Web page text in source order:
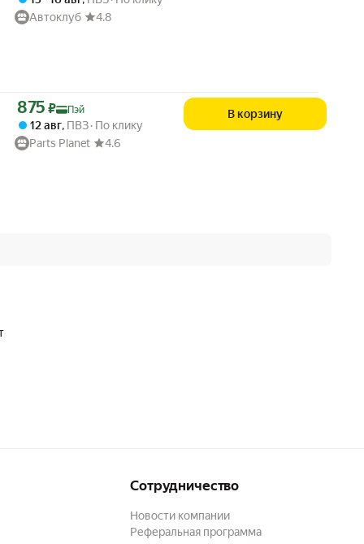
Автоклуб
4.8
Цена с картой Яндекс Пэй 875 ₽ вместо
875 ₽ Пэй
12 авг, ПВЗ По клику
Parts Planet
4.6
В корзину
Сотрудничество
Новости компании
Реферальная программа